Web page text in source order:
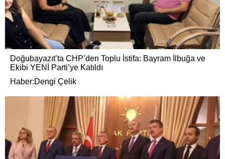
Doğubayazıt’ta CHP’den Toplu İstifa: Bayram İlbuğa ve
Ekibi YENİ Parti’ye Katıldı
Haber:Dengi Çelik